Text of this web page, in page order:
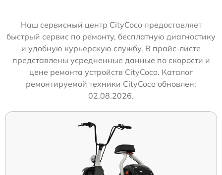
Наш сервисный центр CityCoco предоставляет
быстрый сервис по ремонту, бесплатную диагностику
и удобную курьерскую службу. В прайс-листе
представлены усредненные данные по скорости и
цене ремонта устройств CityCoco. Каталог
ремонтируемой техники CityCoco обновлен:
02.08.2026.